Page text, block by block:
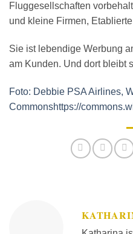
Fluggesellschaften
und kleine Firmen,
Sie ist lebendige Werbung
am Kunden. Und dort bleibt
Foto: Debbie PSA Airlines,
Commonshttps://